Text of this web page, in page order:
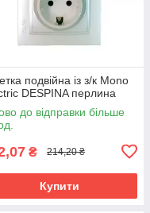
подвійна із з/к Mono
DESPINA перлина
до відправки більше
₴ 214,20 ₴
Купити